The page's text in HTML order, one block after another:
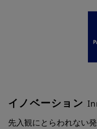
イノベーション
先入観にとらわれない